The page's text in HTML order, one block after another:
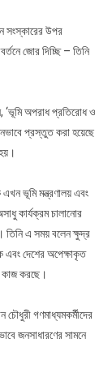
সংস্কারের উপর
জোর দিচ্ছি – তিনি
‘ভূমি অপরাধ প্রতিরোধ ও
প্রস্তুত করা হয়েছে
ভূমি মন্ত্রণালয় এবং
কার্যক্রম চালানোর
তিনি এ সময় বলেন ক্ষুদ্র
এবং দেশের অপেক্ষাকৃত
কাজ করছে।
চৌধুরী গণমাধ্যমকর্মীদের
জনসাধারণের সামনে